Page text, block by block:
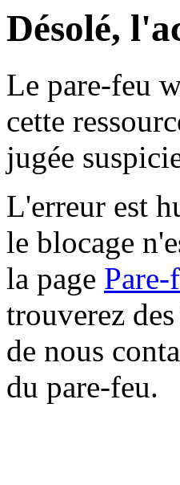
Désolé,
Le pare-feu
cette
jugée
L'erreur est
le blocage
la page
trouverez
de nous
du pare-feu.